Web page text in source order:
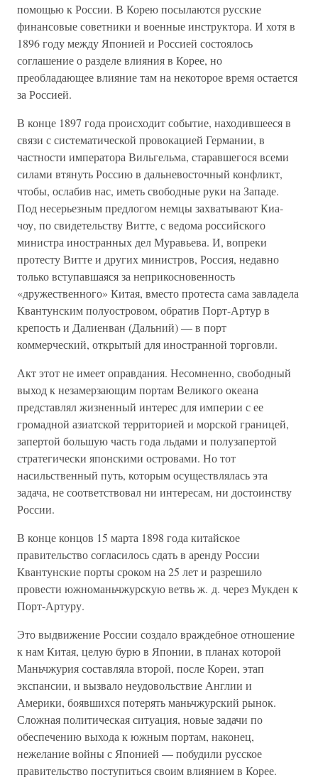
помощью к России. В Корею посылаются русские
финансовые советники и военные инструктора. И хотя в
1896 году между Японией и Россией состоялось
соглашение о разделе влияния в Корее, но
преобладающее влияние там на некоторое время остается
за Россией.
В конце 1897 года происходит событие, находившееся в
связи с систематической провокацией Германии, в
частности императора Вильгельма, старавшегося всеми
силами втянуть Россию в дальневосточный конфликт,
чтобы, ослабив нас, иметь свободные руки на Западе.
Под несерьезным предлогом немцы захватывают Киа-
чоу, по свидетельству Витте, с ведома российского
министра иностранных дел Муравьева. И, вопреки
протесту Витте и других министров, Россия, недавно
только вступавшаяся за неприкосновенность
«дружественного» Китая, вместо протеста сама завладела
Квантунским полуостровом, обратив Порт-Артур в
крепость и Далиенван (Дальний) — в порт
коммерческий, открытый для иностранной торговли.
Акт этот не имеет оправдания. Несомненно, свободный
выход к незамерзающим портам Великого океана
представлял жизненный интерес для империи с ее
громадной азиатской территорией и морской границей,
запертой большую часть года льдами и полузапертой
стратегически японскими островами. Но тот
насильственный путь, которым осуществлялась эта
задача, не соответствовал ни интересам, ни достоинству
России.
В конце концов 15 марта 1898 года китайское
правительство согласилось сдать в аренду России
Квантунские порты сроком на 25 лет и разрешило
провести южноманьчжурскую ветвь ж. д. через Мукден к
Порт-Артуру.
Это выдвижение России создало враждебное отношение
к нам Китая, целую бурю в Японии, в планах которой
Маньчжурия составляла второй, после Кореи, этап
экспансии, и вызвало неудовольствие Англии и
Америки, боявшихся потерять маньчжурский рынок.
Сложная политическая ситуация, новые задачи по
обеспечению выхода к южным портам, наконец,
нежелание войны с Японией — побудили русское
правительство поступиться своим влиянием в Корее.